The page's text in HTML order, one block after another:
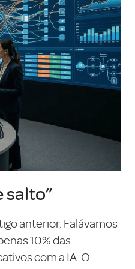
salto”
anterior. Falávamos
10% das
com a IA. O